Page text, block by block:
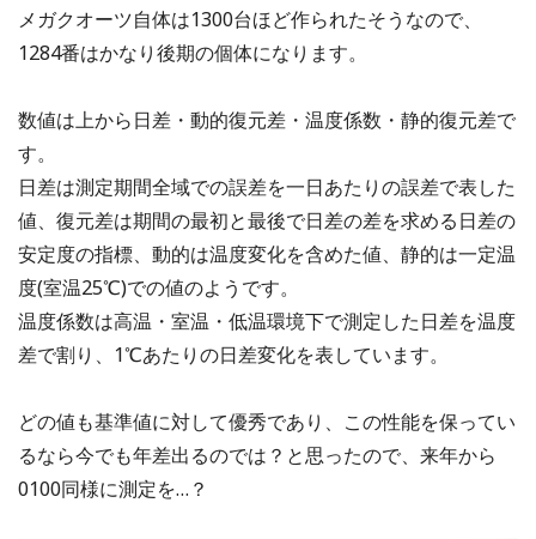
メガクオーツ自体は1300台ほど作られたそうなので、
1284番はかなり後期の個体になります。
数値は上から日差・動的復元差・温度係数・静的復元差で
す。
日差は測定期間全域での誤差を一日あたりの誤差で表した
値、復元差は期間の最初と最後で日差の差を求める日差の
安定度の指標、動的は温度変化を含めた値、静的は一定温
度(室温25℃)での値のようです。
温度係数は高温・室温・低温環境下で測定した日差を温度
差で割り、1℃あたりの日差変化を表しています。
どの値も基準値に対して優秀であり、この性能を保ってい
るなら今でも年差出るのでは？と思ったので、来年から
0100同様に測定を…？